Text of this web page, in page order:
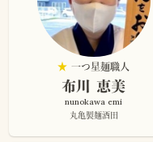
★ 一つ星麺職人
布川 恵美
nunokawa emi
丸亀製麺酒田